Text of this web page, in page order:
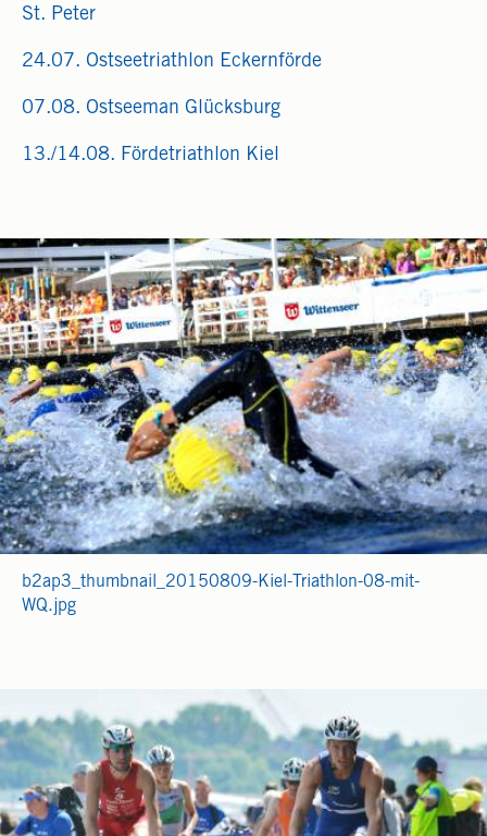
St. Peter
24.07. Ostseetriathlon Eckernförde
07.08. Ostseeman Glücksburg
13./14.08. Fördetriathlon Kiel
b2ap3_thumbnail_20150809-Kiel-Triathlon-08-mit-
WQ.jpg